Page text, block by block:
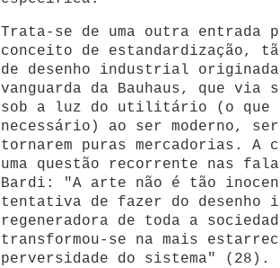
Trata-se de uma outra entrada
conceito de estandardização,
de desenho industrial
vanguarda da Bauhaus, que via
sob a luz do utilitário (o que é
necessário) ao ser moderno,
tornarem puras mercadorias. A
uma questão recorrente nas
Bardi: "A arte não é tão
tentativa de fazer do
regeneradora de toda a
transformou-se na mais
perversidade do sistema" (28).